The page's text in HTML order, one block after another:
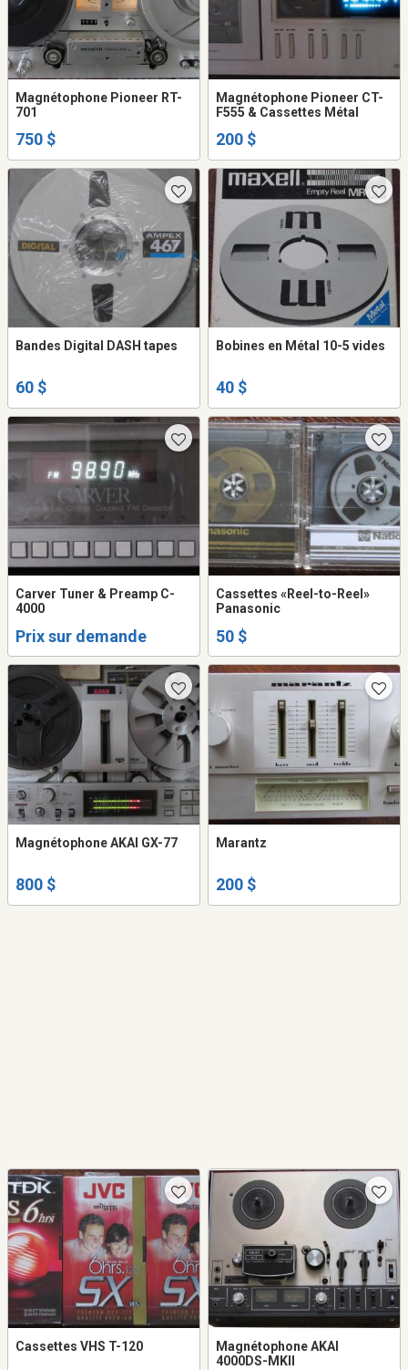
Magnétophone Pioneer RT-
701
750 $
Magnétophone Pioneer CT-
F555 & Cassettes Métal
200 $
Bandes Digital DASH tapes
60 $
Bobines en Métal 10-5 vides
40 $
Carver Tuner & Preamp C-
4000
Prix sur demande
Cassettes «Reel-to-Reel»
Panasonic
50 $
Magnétophone AKAI GX-77
800 $
Marantz
200 $
Cassettes VHS T-120
Magnétophone AKAI
4000DS-MKII